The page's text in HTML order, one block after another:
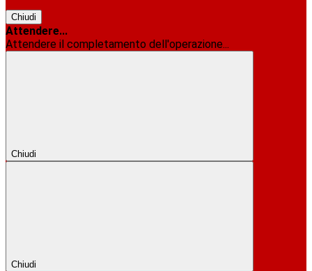
Chiudi
Attendere...
Attendere il completamento dell'operazione...
Chiudi
Chiudi